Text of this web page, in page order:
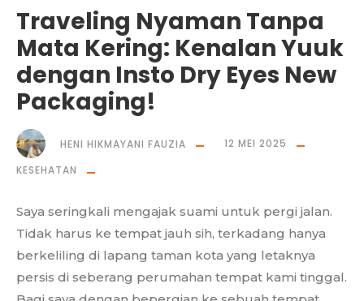
Traveling Nyaman Tanpa
Mata Kering: Kenalan Yuuk
dengan Insto Dry Eyes New
Packaging!
HENI HIKMAYANI FAUZIA
12 MEI 2025
KESEHATAN
Saya seringkali mengajak suami untuk pergi jalan.
Tidak harus ke tempat jauh sih, terkadang hanya
berkeliling di lapang taman kota yang letaknya
persis di seberang perumahan tempat kami tinggal.